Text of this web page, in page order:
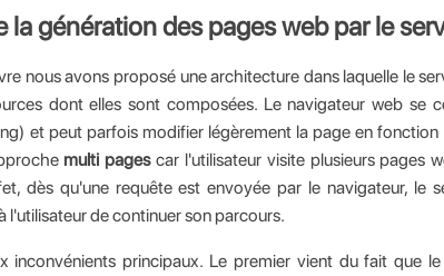
génération des pages web par le
nous avons proposé une architecture dans laquelle le
dont elles sont composées. Le navigateur web se
et peut parfois modifier légèrement la page en
multi pagescar l'utilisateur visite plusieurs pages
dès qu'une requête est envoyée par le navigateur, le
l'utilisateur de continuer son parcours.
inconvénients principaux. Le premier vient du fait que